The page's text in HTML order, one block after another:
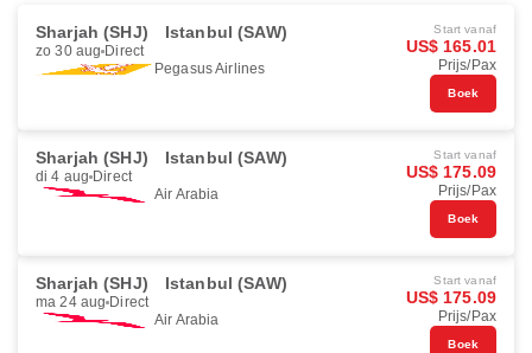
Sharjah (SHJ) Istanbul (SAW)
zo 30 aug Direct
Pegasus Airlines
Start vanaf
US$ 165.01
Prijs/Pax
Boek
Sharjah (SHJ) Istanbul (SAW)
di 4 aug Direct
Air Arabia
Start vanaf
US$ 175.09
Prijs/Pax
Boek
Sharjah (SHJ) Istanbul (SAW)
ma 24 aug Direct
Air Arabia
Start vanaf
US$ 175.09
Prijs/Pax
Boek